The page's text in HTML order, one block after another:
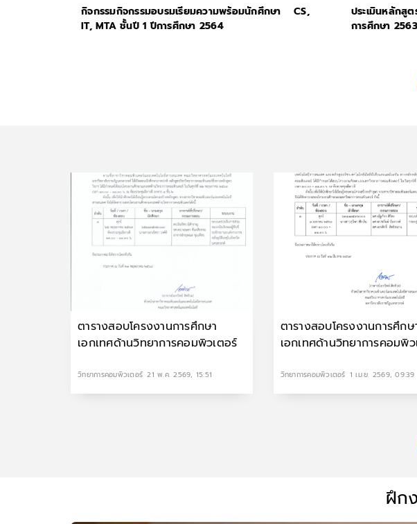
กิจกรรมกิจกรรมอบรมเรียมความพร้อมนักศึกษา CS,
IT, MTA ชั้นปี 1 ปีการศึกษา 2564
ประเมินหลักสู
การศึกษา 2563
ตารางสอบโครงงานการศึกษา
เอกเทศด้านวิทยาการคอมพิวเตอร์
วิทยาการคอมพิวเตอร์ 21 พ.ค. 2569, 15:51
ตารางสอบโครงงานการศึกษ
เอกเทศด้านวิทยาการคอมพิ
วิทยาการคอมพิวเตอร์ 1 เม.ย. 2569, 09:39
ฝึก